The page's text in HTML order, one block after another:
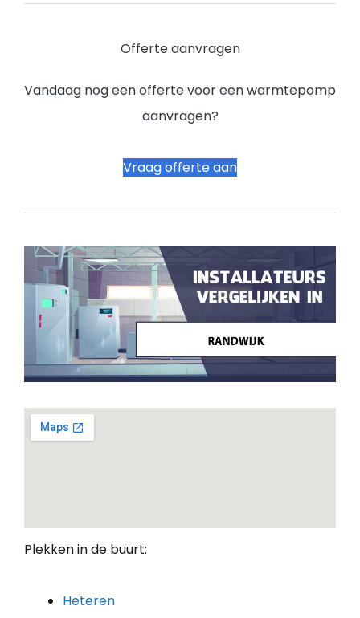
Offerte aanvragen
Vandaag nog een offerte voor een warmtepomp
aanvragen?
Vraag offerte aan
Plekken in de buurt:
Heteren